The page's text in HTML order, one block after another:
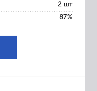
2 шт
87%